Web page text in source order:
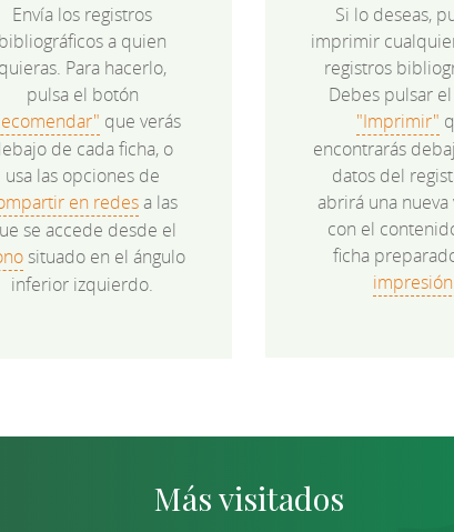
Envía los registros
a quien
Para hacerlo,
pulsa el botón
que verás
de cada ficha, o
usa las opciones de
en redesa las
se accede desde el
situado en el ángulo
inferior izquierdo.
Si lo deseas,
imprimir
registros
Debes pulsar
"Imprimir"
encontrarás
datos del
abrirá una nueva
con el
ficha
Más visitados